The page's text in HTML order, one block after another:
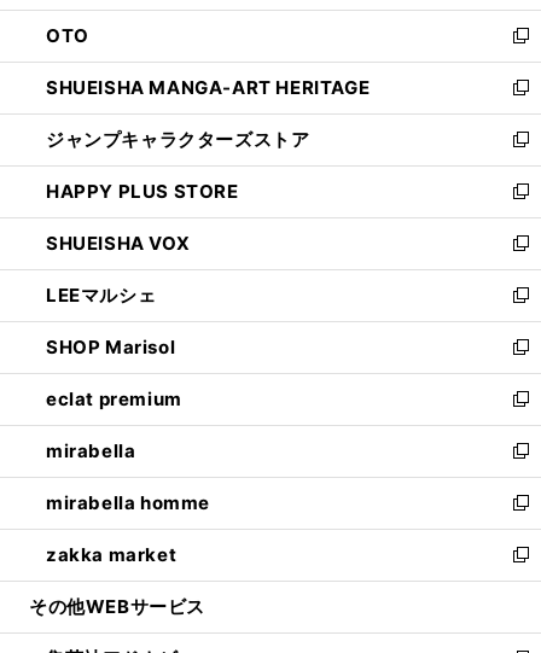
ウ
で
開
く
ン
ド
ウ
で
開
く
OTO
新
し
い
ウ
ィ
ン
ド
ウ
で
開
く
SHUEISHA MANGA-ART HERITAGE
新
し
い
ウ
ィ
ン
ド
ウ
で
開
く
ジャンプキャラクターズストア
新
し
い
ウ
ィ
ン
ド
ウ
で
開
く
HAPPY PLUS STORE
新
し
い
ウ
ィ
ン
ド
ウ
で
開
く
SHUEISHA VOX
新
し
い
ウ
ィ
ン
ド
ウ
で
開
く
LEEマルシェ
新
し
い
ウ
ィ
ン
ド
ウ
で
開
く
SHOP Marisol
新
し
い
ウ
ィ
ン
ド
ウ
で
開
eclat premium
新
し
い
ウ
ィ
ン
ド
ウ
開
mirabella
新
し
い
ウ
ィ
ン
ウ
mirabella homme
新
し
い
ウ
ン
zakka market
新
し
ウ
その他WEBサービス